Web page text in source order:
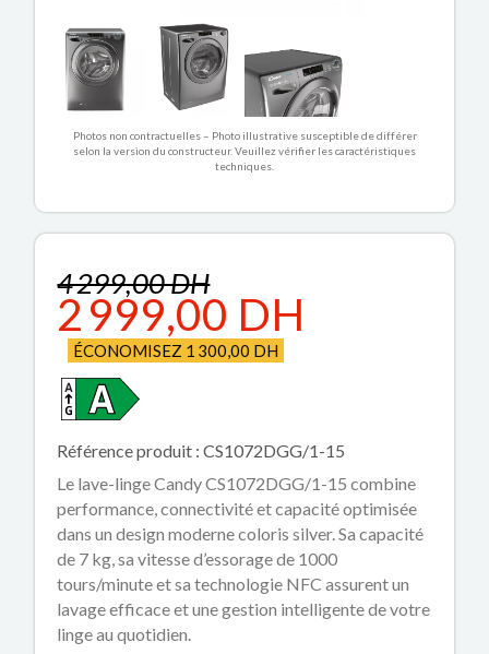
Photos non contractuelles – Photo illustrative susceptible de différer
selon la version du constructeur. Veuillez vérifier les caractéristiques
techniques.
4 299,00 DH
2 999,00 DH
ÉCONOMISEZ 1 300,00 DH
Référence produit : CS1072DGG/1-15
Le lave-linge Candy CS1072DGG/1-15 combine
performance, connectivité et capacité optimisée
dans un design moderne coloris silver. Sa capacité
de 7 kg, sa vitesse d’essorage de 1000
tours/minute et sa technologie NFC assurent un
lavage efficace et une gestion intelligente de votre
linge au quotidien.